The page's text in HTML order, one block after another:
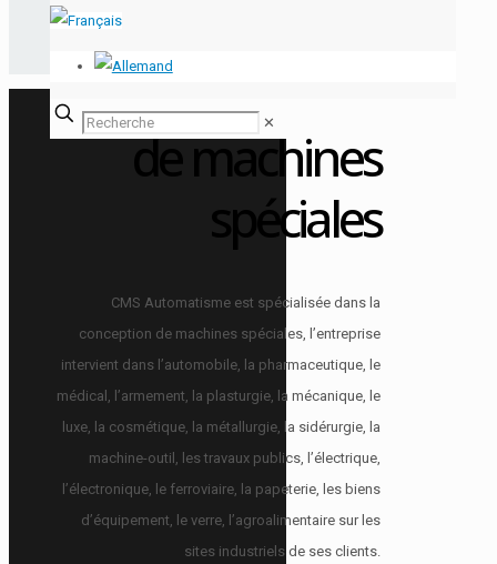
✕
Conception et
réalisation
de machines
spéciales
CMS Automatisme est spécialisée dans la
conception de machines spéciales, l’entreprise
intervient dans l’automobile, la pharmaceutique, le
médical, l’armement, la plasturgie, la mécanique, le
luxe, la cosmétique, la métallurgie, la sidérurgie, la
machine-outil, les travaux publics, l’électrique,
l’électronique, le ferroviaire, la papeterie, les biens
d’équipement, le verre, l’agroalimentaire sur les
sites industriels de ses clients.